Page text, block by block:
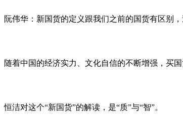
阮伟华：新国货的定义跟我们之前的国货有区别
随着中国的经济实力、文化自信的不断增强，买
恒洁对这个“新国货”的解读，是“质”与“智”。